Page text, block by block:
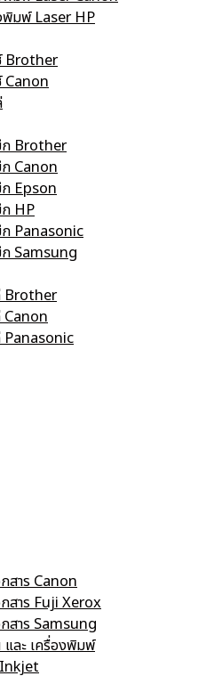
พิมพ์ Laser HP
Brother
Canon
Brother
Canon
Epson
HP
Panasonic
Samsung
Brother
Canon
Panasonic
สาร Canon
กสาร Fuji Xerox
กสาร Samsung
ละ เครื่องพิมพ์